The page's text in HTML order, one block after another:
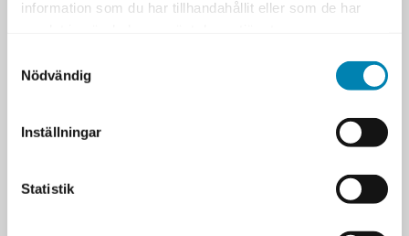
information som du har tillhandahållit eller som de har
Nödvändig
Inställningar
Statistik
september
kurs i höst!
september
september
Whitepaper – Fyra hot mot